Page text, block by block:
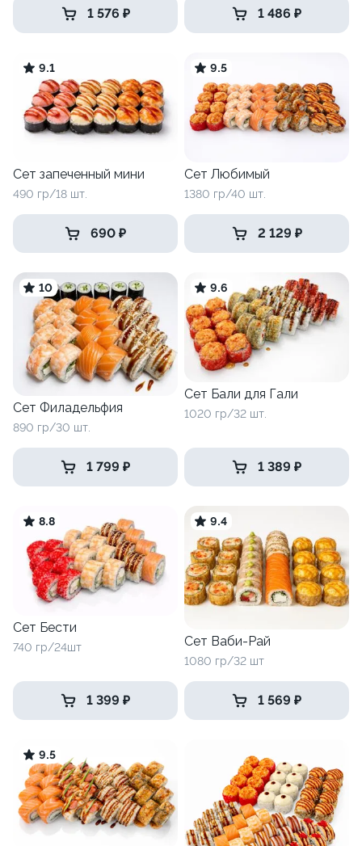
1 576 ₽ 1 486 ₽
9.1
Сет запеченный мини
490 гр/18 шт.
690 ₽
9.5
Сет Любимый
1380 гр/40 шт.
2 129 ₽
10
Сет Филадельфия
890 гр/30 шт.
1 799 ₽
9.6
Сет Бали для Гали
1020 гр/32 шт.
1 389 ₽
8.8
Сет Бести
740 гр/24шт
1 399 ₽
9.4
Сет Ваби-Рай
1080 гр/32 шт
1 569 ₽
9.5